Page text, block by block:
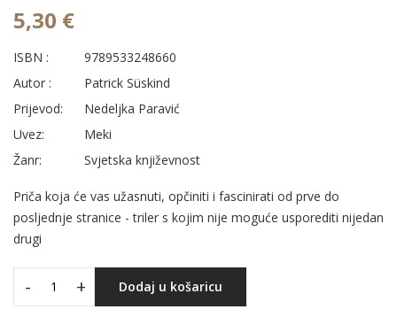
5,30 €
ISBN :
9789533248660
Autor :
Patrick Süskind
Prijevod:
Nedeljka Paravić
Uvez:
Meki
Žanr:
Svjetska književnost
Priča koja će vas užasnuti, opčiniti i fascinirati od prve do
posljednje stranice - triler s kojim nije moguće usporediti nijedan
drugi
- + Dodaj u košaricu